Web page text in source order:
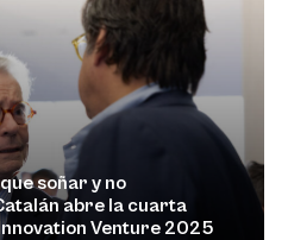
soñar y no
abre la cuarta
Venture 2025